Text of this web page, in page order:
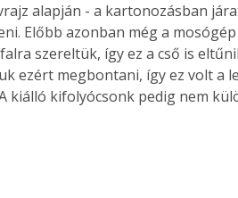
alapján - a kartonozásban
Előbb azonban még a
szereltük, így ez a cső is
ezért megbontani, így ez volt a
kiálló kifolyócsonk pedig nem